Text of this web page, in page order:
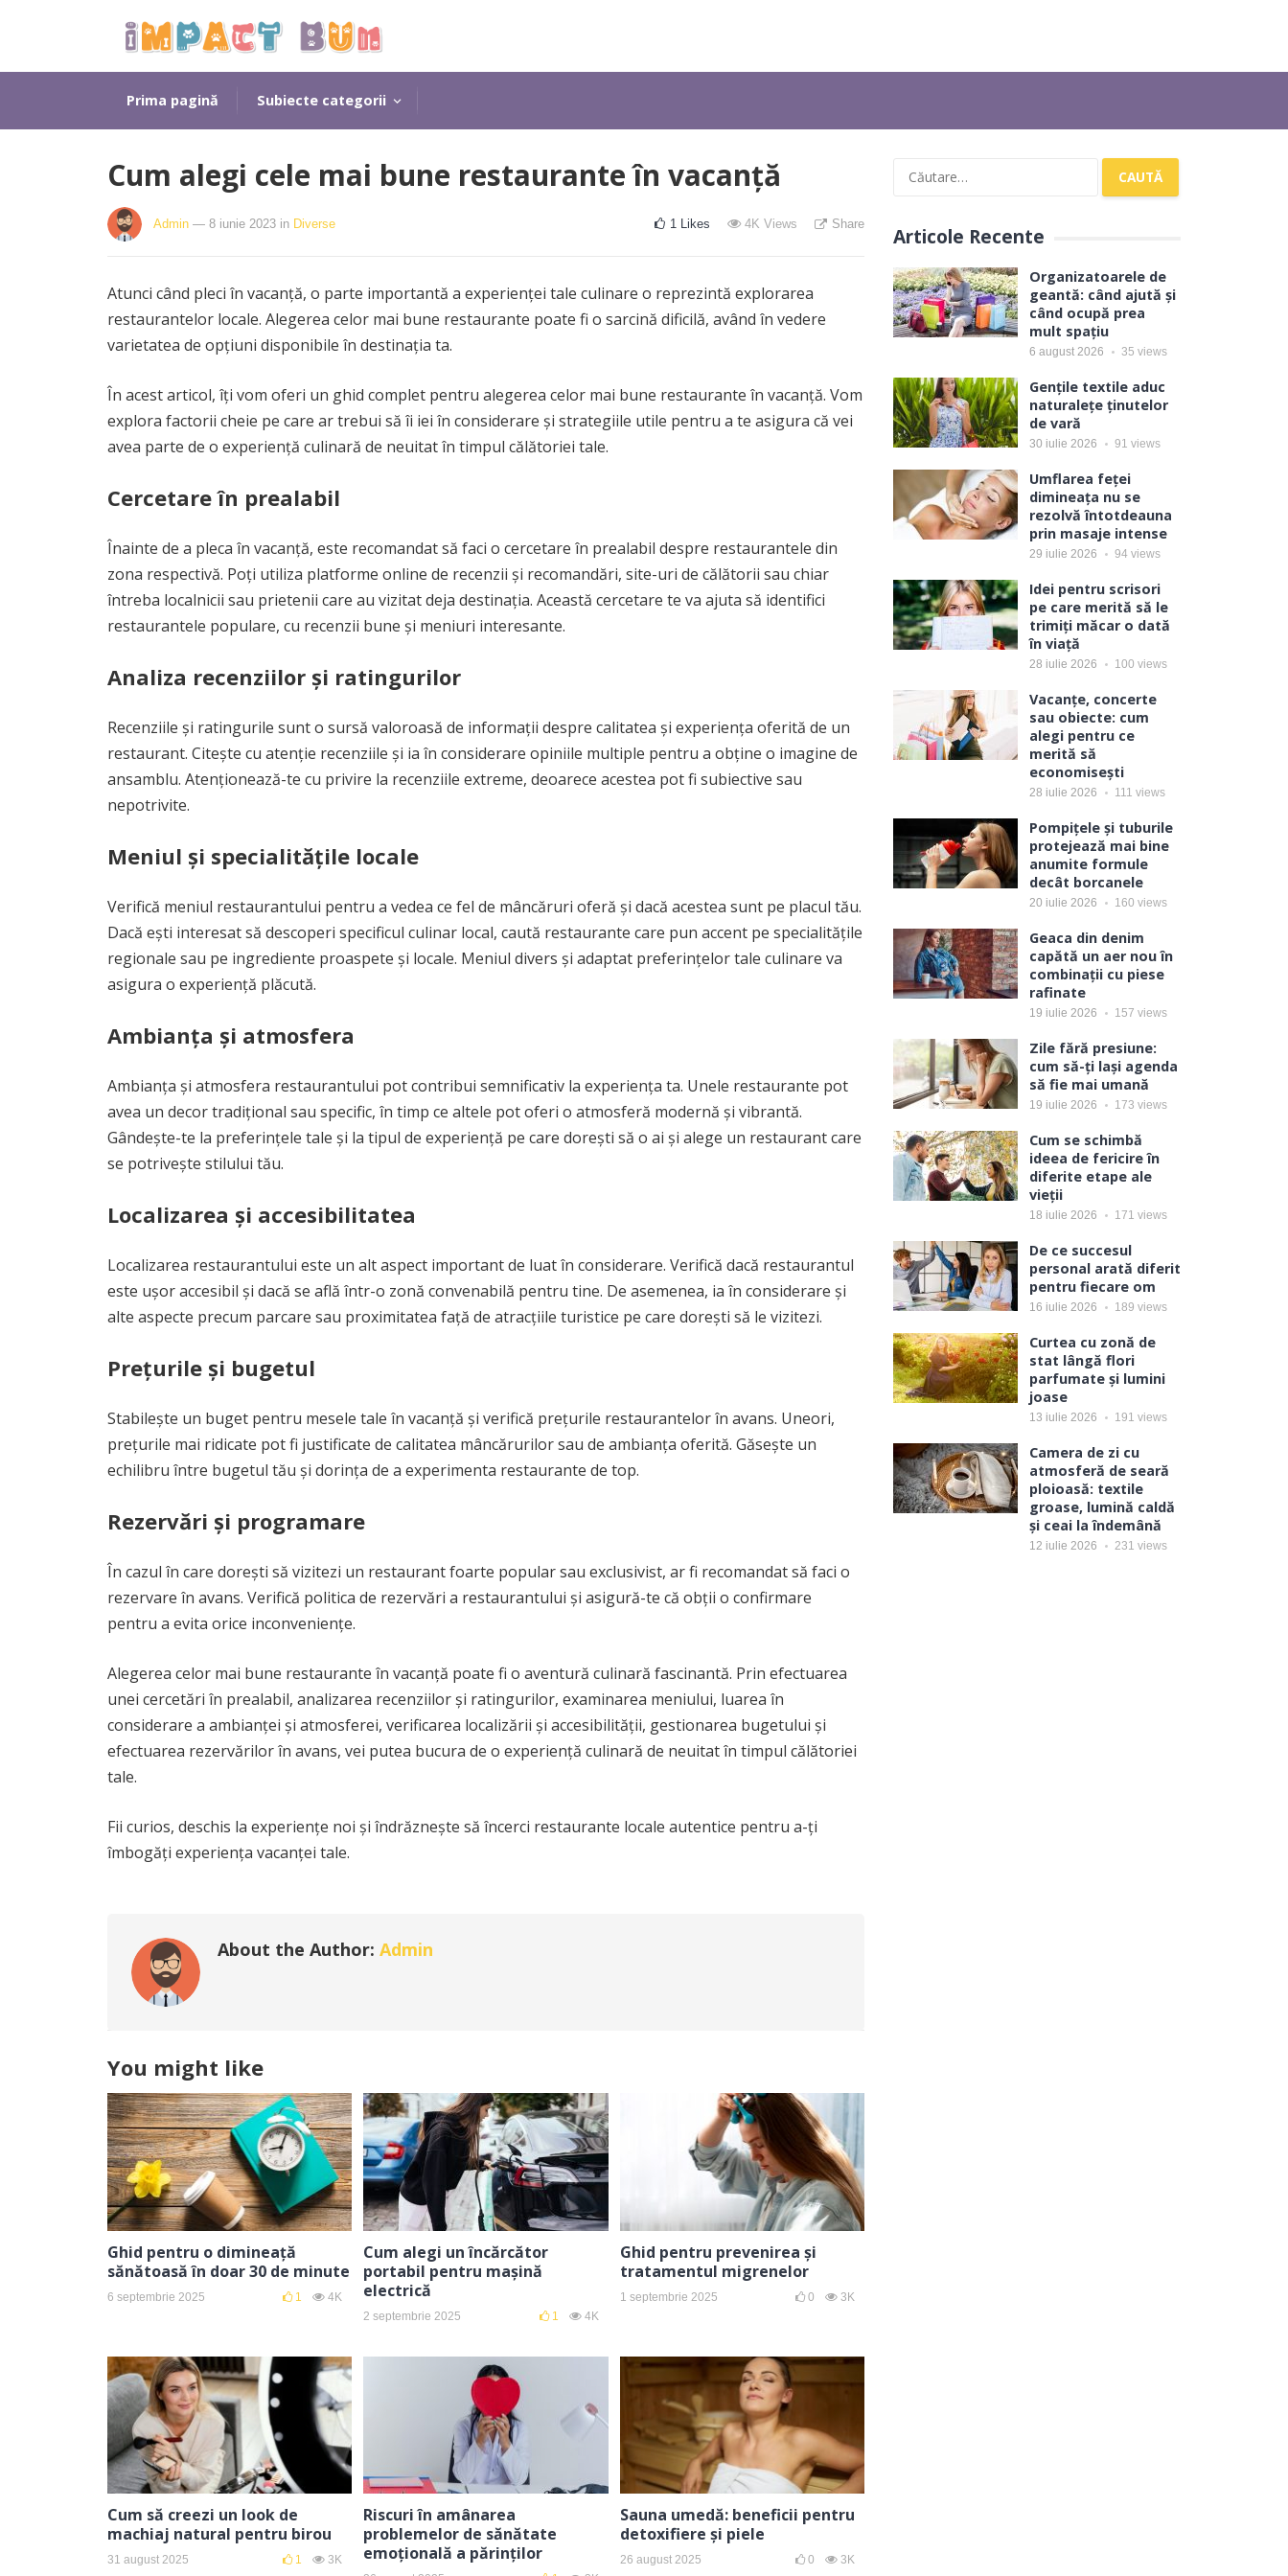
Prima pagină Subiecte categorii
Cum alegi cele mai bune restaurante în vacanță
Admin — 8 iunie 2023 in Diverse 1 Likes 4K Views Share
Atunci când pleci în vacanță, o parte importantă a experienței tale culinare o reprezintă explorarea
restaurantelor locale. Alegerea celor mai bune restaurante poate fi o sarcină dificilă, având în vedere
varietatea de opțiuni disponibile în destinația ta.
În acest articol, îți vom oferi un ghid complet pentru alegerea celor mai bune restaurante în vacanță. Vom
explora factorii cheie pe care ar trebui să îi iei în considerare și strategiile utile pentru a te asigura că vei
avea parte de o experiență culinară de neuitat în timpul călătoriei tale.
Cercetare în prealabil
Înainte de a pleca în vacanță, este recomandat să faci o cercetare în prealabil despre restaurantele din
zona respectivă. Poți utiliza platforme online de recenzii și recomandări, site-uri de călătorii sau chiar
întreba localnicii sau prietenii care au vizitat deja destinația. Această cercetare te va ajuta să identifici
restaurantele populare, cu recenzii bune și meniuri interesante.
Analiza recenziilor și ratingurilor
Recenziile și ratingurile sunt o sursă valoroasă de informații despre calitatea și experiența oferită de un
restaurant. Citește cu atenție recenziile și ia în considerare opiniile multiple pentru a obține o imagine de
ansamblu. Atenționează-te cu privire la recenziile extreme, deoarece acestea pot fi subiective sau
nepotrivite.
Meniul și specialitățile locale
Verifică meniul restaurantului pentru a vedea ce fel de mâncăruri oferă și dacă acestea sunt pe placul tău.
Dacă ești interesat să descoperi specificul culinar local, caută restaurante care pun accent pe specialitățile
regionale sau pe ingrediente proaspete și locale. Meniul divers și adaptat preferințelor tale culinare va
asigura o experiență plăcută.
Ambianța și atmosfera
Ambianța și atmosfera restaurantului pot contribui semnificativ la experiența ta. Unele restaurante pot
avea un decor tradițional sau specific, în timp ce altele pot oferi o atmosferă modernă și vibrantă.
Gândește-te la preferințele tale și la tipul de experiență pe care dorești să o ai și alege un restaurant care
se potrivește stilului tău.
Localizarea și accesibilitatea
Localizarea restaurantului este un alt aspect important de luat în considerare. Verifică dacă restaurantul
este ușor accesibil și dacă se află într-o zonă convenabilă pentru tine. De asemenea, ia în considerare și
alte aspecte precum parcare sau proximitatea față de atracțiile turistice pe care dorești să le vizitezi.
Prețurile și bugetul
Stabilește un buget pentru mesele tale în vacanță și verifică prețurile restaurantelor în avans. Uneori,
prețurile mai ridicate pot fi justificate de calitatea mâncărurilor sau de ambianța oferită. Găsește un
echilibru între bugetul tău și dorința de a experimenta restaurante de top.
Rezervări și programare
În cazul în care dorești să vizitezi un restaurant foarte popular sau exclusivist, ar fi recomandat să faci o
rezervare în avans. Verifică politica de rezervări a restaurantului și asigură-te că obții o confirmare
pentru a evita orice inconveniențe.
Alegerea celor mai bune restaurante în vacanță poate fi o aventură culinară fascinantă. Prin efectuarea
unei cercetări în prealabil, analizarea recenziilor și ratingurilor, examinarea meniului, luarea în
considerare a ambianței și atmosferei, verificarea localizării și accesibilității, gestionarea bugetului și
efectuarea rezervărilor în avans, vei putea bucura de o experiență culinară de neuitat în timpul călătoriei
tale.
Fii curios, deschis la experiențe noi și îndrăznește să încerci restaurante locale autentice pentru a-ți
îmbogăți experiența vacanței tale.
About the Author: Admin
You might like
Ghid pentru o dimineață
sănătoasă în doar 30 de minute
6 septembrie 2025 1 4K
Cum alegi un încărcător
portabil pentru mașină
electrică
2 septembrie 2025 1 4K
Ghid pentru prevenirea și
tratamentul migrenelor
1 septembrie 2025 0 3K
Cum să creezi un look de
machiaj natural pentru birou
31 august 2025 1 3K
Riscuri în amânarea
problemelor de sănătate
emoțională a părinților
Sauna umedă: beneficii pentru
detoxifiere și piele
26 august 2025 0 3K
Caută
Articole Recente
Organizatoarele de
geantă: când ajută și
când ocupă prea
mult spațiu
6 august 2026 35 views
Gențile textile aduc
naturalețe ținutelor
de vară
30 iulie 2026 91 views
Umflarea feței
dimineața nu se
rezolvă întotdeauna
prin masaje intense
29 iulie 2026 94 views
Idei pentru scrisori
pe care merită să le
trimiți măcar o dată
în viață
28 iulie 2026 100 views
Vacanțe, concerte
sau obiecte: cum
alegi pentru ce
merită să
economisești
28 iulie 2026 111 views
Pompițele și tuburile
protejează mai bine
anumite formule
decât borcanele
20 iulie 2026 160 views
Geaca din denim
capătă un aer nou în
combinații cu piese
rafinate
19 iulie 2026 157 views
Zile fără presiune:
cum să-ți lași agenda
să fie mai umană
19 iulie 2026 173 views
Cum se schimbă
ideea de fericire în
diferite etape ale
vieții
18 iulie 2026 171 views
De ce succesul
personal arată diferit
pentru fiecare om
16 iulie 2026 189 views
Curtea cu zonă de
stat lângă flori
parfumate și lumini
joase
13 iulie 2026 191 views
Camera de zi cu
atmosferă de seară
ploioasă: textile
groase, lumină caldă
și ceai la îndemână
12 iulie 2026 231 views